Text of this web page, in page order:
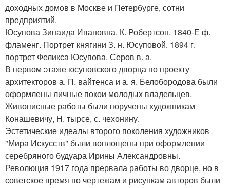
доходных домов в Москве и Петербурге, сотни
предприятий.
Юсупова Зинаида Ивановна. К. Робертсон. 1840-Е ф.
фламенг. Портрет княгини З. н. Юсуповой. 1894 г.
портрет Феликса Юсупова. Серов в. а.
В первом этаже юсуповского дворца по проекту
архитекторов а. П. вайтенса и а. я. Белобородова были
оформлены личные покои молодых владельцев.
Живописные работы были поручены художникам
Конашевичу, Н. тырсе, с. чехонину.
Эстетические идеалы второго поколения художников
"Мира Искусств" были воплощены при оформлении
серебряного будуара Ирины Александровны.
Революция 1917 года прервала работы во дворце, но в
советское время по чертежам и рисункам авторов были